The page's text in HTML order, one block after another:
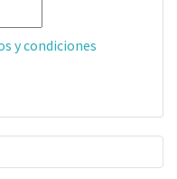
y condiciones